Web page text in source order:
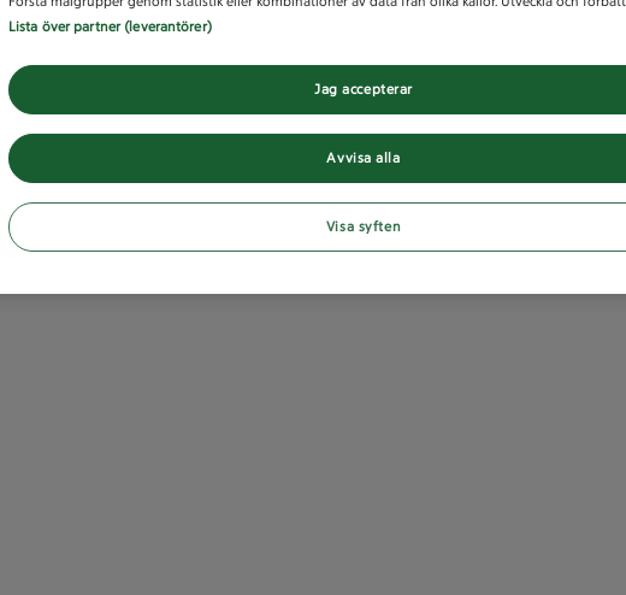
Lista över partner (leverantörer)
Avvisa alla
Jag accepterar
Visa syften